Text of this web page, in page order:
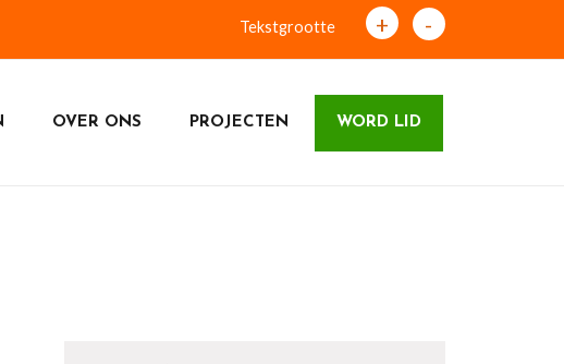
Tekstgrootte + -
OVER ONS PROJECTEN WORD LID